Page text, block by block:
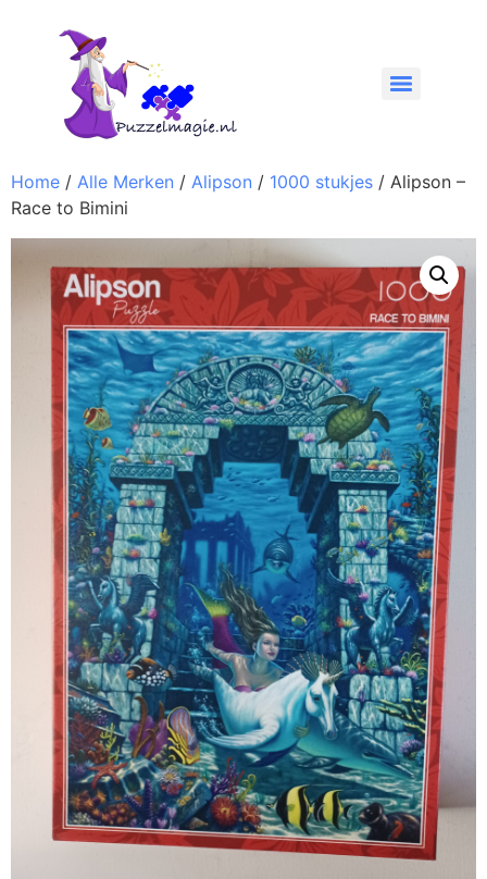
Home / Alle Merken / Alipson / 1000 stukjes / Alipson –
Race to Bimini